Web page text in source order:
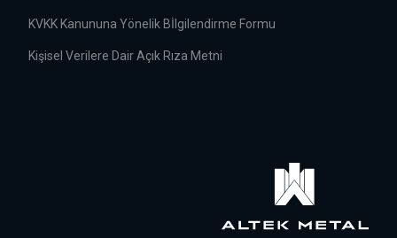
KVKK Kanununa Yönelik Bİlgilendirme Formu
Kişisel Verilere Dair Açık Rıza Metni